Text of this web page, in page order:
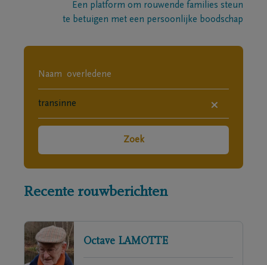
Een platform om rouwende families steun
te betuigen met een persoonlijke boodschap
×
Zoek
Recente rouwberichten
Octave LAMOTTE